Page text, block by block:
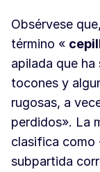
Obsérvese
término «
apilada que
tocones y
rugosas, a
perdidos». La
clasifica como
subpartida